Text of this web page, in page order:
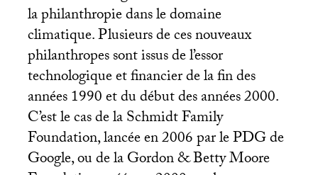
la philanthropie dans le domaine
climatique. Plusieurs de ces nouveaux
philanthropes sont issus de l’essor
technologique et financier de la fin des
années 1990 et du début des années 2000.
C’est le cas de la Schmidt Family
Foundation, lancée en 2006 par lePDGde
Google, ou de la Gordon & Betty Moore